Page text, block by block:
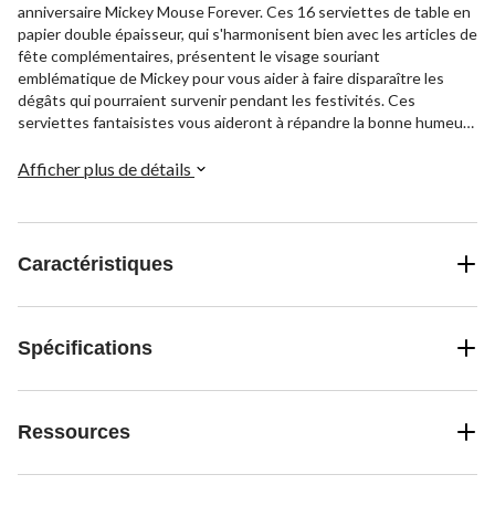
anniversaire Mickey Mouse Forever. Ces 16 serviettes de table en
papier double épaisseur, qui s'harmonisent bien avec les articles de
fête complémentaires, présentent le visage souriant
emblématique de Mickey pour vous aider à faire disparaître les
dégâts qui pourraient survenir pendant les festivités. Ces
serviettes fantaisistes vous aideront à répandre la bonne humeur
concentrer sur les souvenirs inoubliables que vous créerez avec
Afficher plus de détails
Caractéristiques
Spécifications
Ressources